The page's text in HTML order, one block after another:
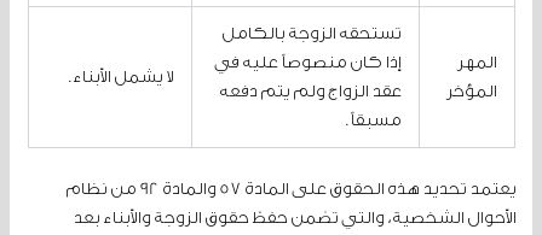
المهر
المؤخر
تستحقه الزوجة بالكامل
إذا كان منصوصاً عليه في
عقد الزواج ولم يتم دفعه
مسبقاً.
لا يشمل الأبناء.
يعتمد تحديد هذه الحقوق على المادة 57 والمادة 92 من نظام
الأحوال الشخصية، والتي تضمن حفظ حقوق الزوجة والأبناء بعد